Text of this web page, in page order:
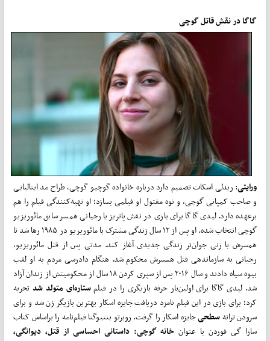
گاگا در نقش قاتل گوچی
ورایتی: ریدلی اسکات تصمیم دارد درباره خانواده گوچیو گوچی، طراح مد ایتالیایی
و صاحب کمپانی گوچی، و نوه مقتول او فیلمی بسازد؛ او تهیه‌کنندگی فیلم را هم
برعهده دارد. لیدی گاگا برای بازی در نقش پاتریزیا رجیانی همسر سابق مائوریزیو
گوچی انتخاب شده. او پس از ۱۲ سال زندگی مشترک با مائوریزیو در ۱۹۸۵ رها شد تا
همسرش با زنی جوان‌تر زندگی جدیدی آغاز کند. مدتی پس از قتل مائوریزیو،
رجیانی به سازماندهی قتل همسرش محکوم شد. هنگام دادرسی مردم به او لقب
بیوه سیاه دادند و سال ۲۰۱۶ پس از سپری کردن ۱۸ سال از محکومیتش از زندان آزاد
شد. لیدی گاگا برای اولین‌بار حرفه بازیگری را در فیلمستاره‌ای متولد شد‌ تجربه
کرد؛ برای بازی در این فیلم نامزد دریافت جایزه اسکار بهترین بازیگر زن شد و برای
سرودن ترانهسطحیجایزه اسکار را گرفت. روبرتو بنتیوگنا فیلم‌نامه را براساس کتاب
سارا گی فوردن با عنوان خانه گوچی: داستانی احساسی از قتل، دیوانگی،